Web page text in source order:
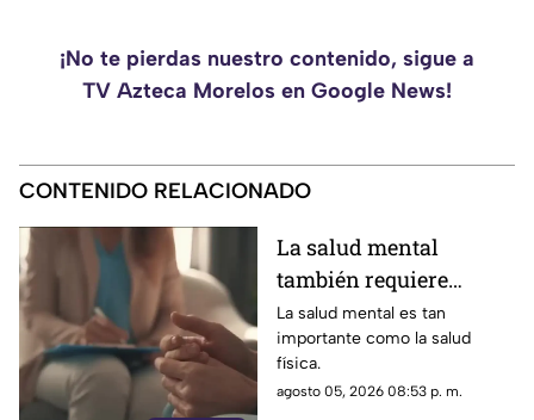
¡No te pierdas nuestro contenido, sigue a
TV Azteca Morelos en Google News!
CONTENIDO RELACIONADO
La salud mental
también requiere
atención
La salud mental es tan
importante como la salud
física.
agosto 05, 2026 08:53 p. m.